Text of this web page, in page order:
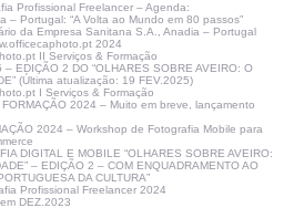
Profissional Freelancer – Agenda:
– Portugal: “A Volta ao Mundo em 80 passos”
da Empresa Sanitana S.A., Anadia – Portugal
2024
II Serviços & Formação
EDIÇÃO 2 DO “OLHARES SOBRE AVEIRO: O
(Última atualização: 19 FEV.2025)
I Serviços & Formação
2024 – Muito em breve, lançamento
2024 – Workshop de Fotografia Mobile para
DIGITAL E MOBILE “OLHARES SOBRE AVEIRO:
– EDIÇÃO 2 – COM ENQUADRAMENTO AO
DA CULTURA”
Profissional Freelancer 2024
DEZ.2023